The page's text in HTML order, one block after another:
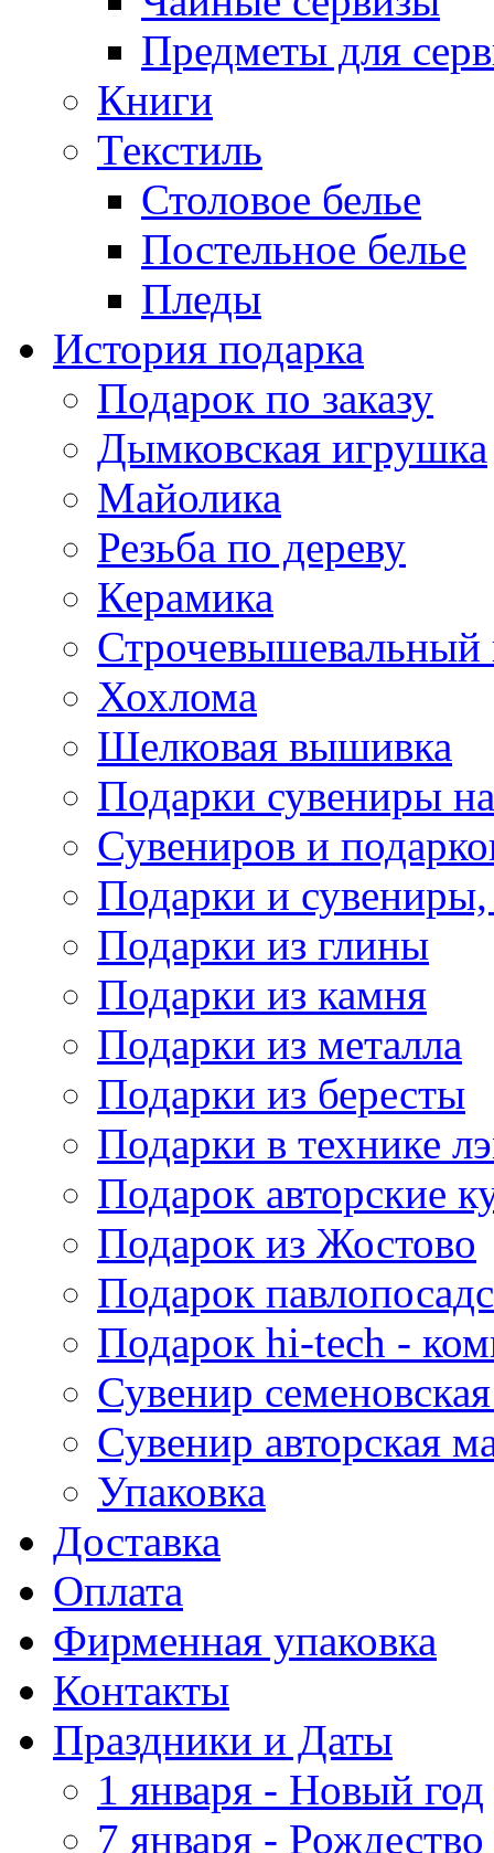
Предметы для
Книги
Текстиль
Столовое белье
Постельное белье
Пледы
История подарка
Подарок по заказу
Дымковская игрушка
Майолика
Резьба по дереву
Керамика
Хохлома
Шелковая вышивка
Подарки сувениры
Сувениров и
Подарки и сувениры,
Подарки из глины
Подарки из камня
Подарки из металла
Подарки из бересты
Подарки в технике
Подарок авторские
Подарок из Жостово
Подарок
Подарок hi-tech -
Сувенир
Сувенир авторская
Упаковка
Доставка
Оплата
Фирменная упаковка
Контакты
Праздники и Даты
1 января - Новый год
7 января -